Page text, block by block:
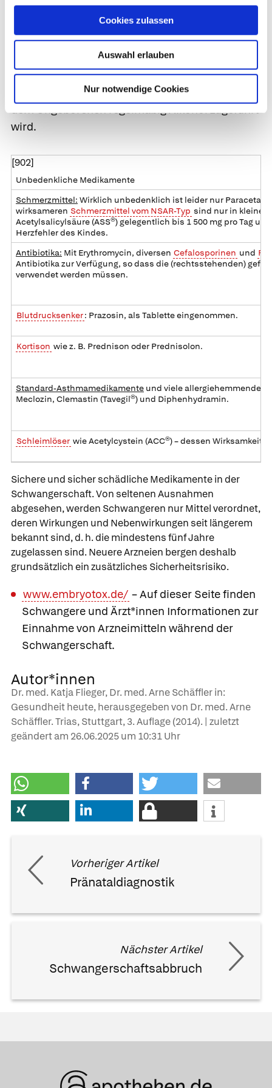
Cookies zulassen
Auswahl erlauben
Nur notwendige Cookies
besprechen.
Auch pflanzliche Medikamente und Tees sind
nicht unbedingt harmlos, unter anderem
deshalb, weil mit bestimmten
Darreichungsformen (ethanolische Auszüge)
dem Ungeborenen regelmäßig Alkohol zugeführt
wird.
[902]
Unbedenkliche Medikamente
Schmerzmittel: Wirklich unbedenklich ist leider nur
wirksameren Schmerzmittel vom NSAR-Typ sind nur in kleinen
Acetylsalicylsäure(ASS®) gelegentlich bis 1 500 mg pro Tag
Herzfehler des Kindes.
Antibiotika: Mit Erythromycin, diversen Cefalosporinen und
Antibiotika zur Verfügung, so dass die (rechtsstehenden)
verwendet werden müssen.
Blutdrucksenker: Prazosin, als Tablette eingenommen.
Kortison wie z. B. Prednison oder Prednisolon.
Standard-Asthmamedikamente und viele allergiehemmende
Meclozin, Clemastin (Tavegil®) und Diphenhydramin.
Schleimlöser wieAcetylcystein (ACC®) – dessen Wirksamkeit
Sichere und sicher schädliche Medikamente in der
Schwangerschaft. Von seltenen Ausnahmen
abgesehen, werden Schwangeren nur Mittel verordnet,
deren Wirkungen und Nebenwirkungen seit längerem
bekannt sind, d. h. die mindestens fünf Jahre
zugelassen sind. Neuere Arzneien bergen deshalb
grundsätzlich ein zusätzliches Sicherheitsrisiko.
www.embryotox.de/ – Auf dieser Seite finden
Schwangere und Ärzt*innen Informationen zur
Einnahme von Arzneimitteln während der
Schwangerschaft.
Autor*innen
Dr. med. Katja Flieger, Dr. med. Arne Schäffler in:
Gesundheit heute, herausgegeben von Dr. med. Arne
Schäffler. Trias, Stuttgart, 3. Auflage (2014). | zuletzt
geändert am 26.06.2025um 10:31 Uhr
Vorheriger Artikel
Pränataldiagnostik
Nächster Artikel
Schwangerschaftsabbruch